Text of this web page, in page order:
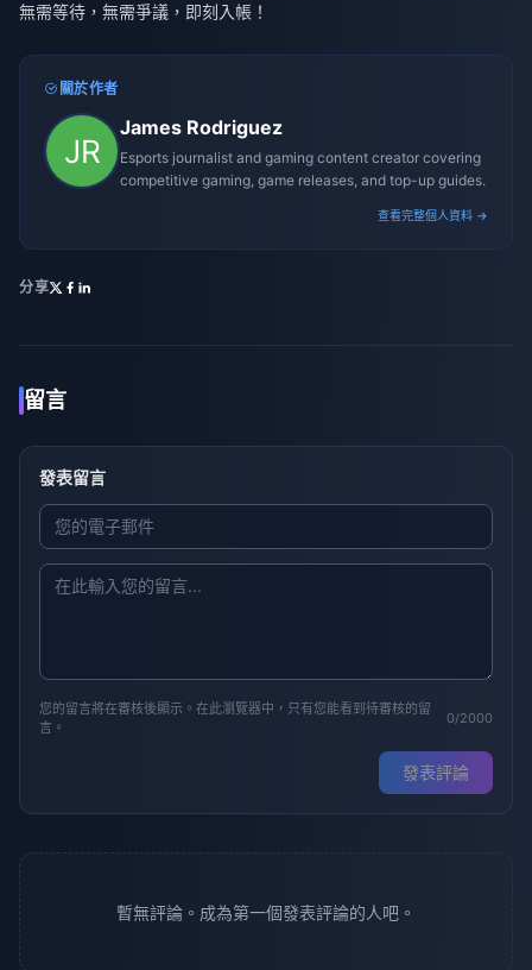
無需等待，無需爭議，即刻入帳！
關於作者
James Rodriguez
Esports journalist and gaming content creator covering
competitive gaming, game releases, and top-up guides.
查看完整個人資料 →
分享
留言
發表留言
您的留言將在審核後顯示。在此瀏覽器中，只有您能看到待審核的留
言。
0/2000
發表評論
暫無評論。成為第一個發表評論的人吧。